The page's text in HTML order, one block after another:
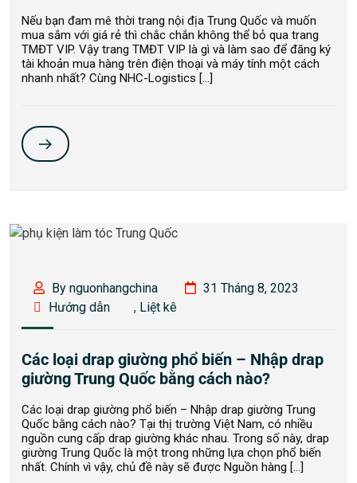
Nếu bạn đam mê thời trang nội địa Trung Quốc và muốn
mua sắm với giá rẻ thì chắc chắn không thể bỏ qua trang
TMĐT VIP. Vậy trang TMĐT VIP là gì và làm sao để đăng ký
tài khoản mua hàng trên điện thoại và máy tính một cách
nhanh nhất? Cùng NHC-Logistics […]
By nguonhangchina
31 Tháng 8, 2023
Hướng dẫn
, Liệt kê
Các loại drap giường phổ biến – Nhập drap
giường Trung Quốc bằng cách nào?
Các loại drap giường phổ biến – Nhập drap giường Trung
Quốc bằng cách nào? Tại thị trường Việt Nam, có nhiều
nguồn cung cấp drap giường khác nhau. Trong số này, drap
giường Trung Quốc là một trong những lựa chọn phổ biến
nhất. Chính vì vậy, chủ đề này sẽ được Nguồn hàng […]